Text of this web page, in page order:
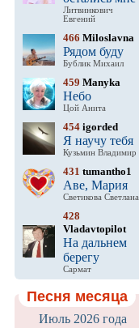
Литвинкович
Евгений
466 Miloslavna
Рядом буду
Бублик Михаил
459 Manyka
Небо
Цой Анита
454 igorded
Я научу тебя
Кузьмин Владимир
431 tumantho1
Аве, Мария
Светикова Светлана
428
Vladavtopilot
На дальнем
берегу
Сармат
Песня месяца
Июль 2026 года